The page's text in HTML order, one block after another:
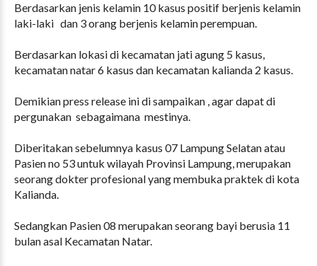
Berdasarkan jenis kelamin 10 kasus positif berjenis kelamin
laki-laki dan 3 orang berjenis kelamin perempuan.
Berdasarkan lokasi di kecamatan jati agung 5 kasus,
kecamatan natar 6 kasus dan kecamatan kalianda 2 kasus.
Demikian press release ini di sampaikan , agar dapat di
pergunakan sebagaimana mestinya.
Diberitakan sebelumnya kasus 07 Lampung Selatan atau
Pasien no 53 untuk wilayah Provinsi Lampung, merupakan
seorang dokter profesional yang membuka praktek di kota
Kalianda.
Sedangkan Pasien 08 merupakan seorang bayi berusia 11
bulan asal Kecamatan Natar.